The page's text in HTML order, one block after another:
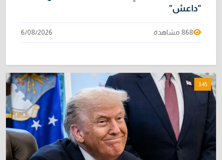
"داعش"
868 مشاهدة 6/08/2026
3:45